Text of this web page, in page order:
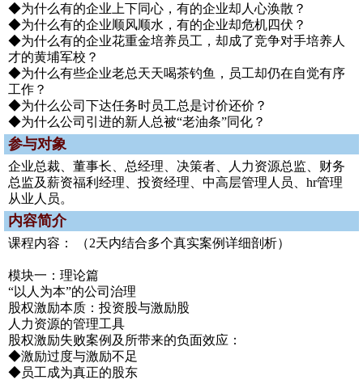
◆为什么有的企业上下同心，有的企业却人心涣散？
◆为什么有的企业顺风顺水，有的企业却危机四伏？
◆为什么有的企业花重金培养员工，却成了竞争对手培养人
才的黄埔军校？
◆为什么有些企业老总天天喝茶钓鱼，员工却仍在自觉有序
工作？
◆为什么公司下达任务时员工总是讨价还价？
◆为什么公司引进的新人总被“老油条”同化？
参与对象
企业总裁、董事长、总经理、决策者、人力资源总监、财务
总监及薪资福利经理、投资经理、中高层管理人员、hr管理
从业人员。
内容简介
课程内容： （2天内结合多个真实案例详细剖析）
模块一：理论篇
“以人为本”的公司治理
股权激励本质：投资股与激励股
人力资源的管理工具
股权激励失败案例及所带来的负面效应：
◆激励过度与激励不足
◆员工成为真正的股东